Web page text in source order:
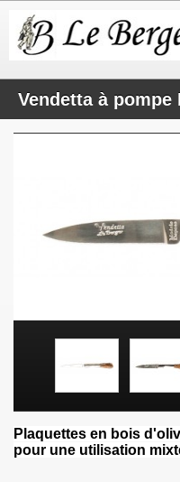
Vendetta à
Plaquettes en bois
pour une utilisation